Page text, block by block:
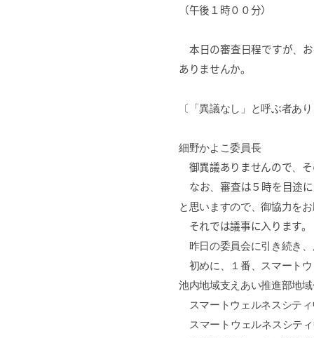
（午後１時００分）
本日の審査日程ですが
ありませんか。
〔「異議なし」と呼ぶ者あ
細野かよこ委員長
御異議ありませんので
なお 、審査は５時を目途
と思いますので、御協力を
それでは議事に入ります。
昨日の委員会に引き続き
初めに、１番、スマートウ
池内地域支えあい推進部地
スマートウェルネスシティ
スマートウェルネスシテ